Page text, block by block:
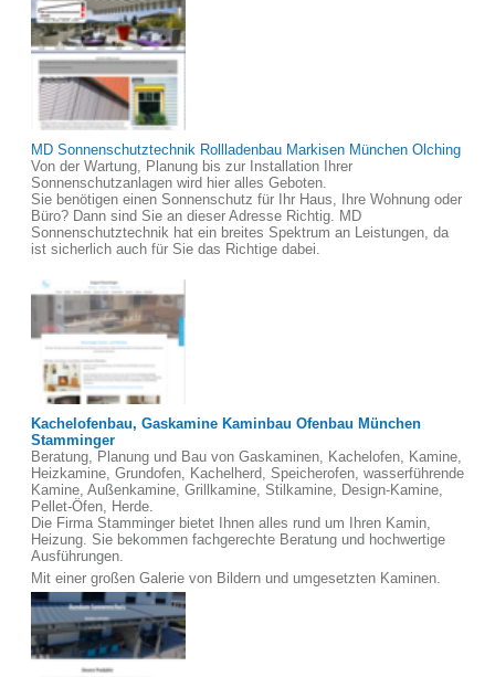
MD Sonnenschutztechnik Rollladenbau Markisen München Olching
Von der Wartung, Planung bis zur Installation Ihrer
Sonnenschutzanlagen wird hier alles Geboten.
Sie benötigen einen Sonnenschutz für Ihr Haus, Ihre Wohnung oder
Büro? Dann sind Sie an dieser Adresse Richtig. MD
Sonnenschutztechnik hat ein breites Spektrum an Leistungen, da
ist sicherlich auch für Sie das Richtige dabei.
Kachelofenbau, Gaskamine Kaminbau Ofenbau München
Stamminger
Beratung, Planung und Bau von Gaskaminen, Kachelofen, Kamine,
Heizkamine, Grundofen, Kachelherd, Speicherofen, wasserführende
Kamine, Außenkamine, Grillkamine, Stilkamine, Design-Kamine,
Pellet-Öfen, Herde.
Die Firma Stamminger bietet Ihnen alles rund um Ihren Kamin,
Heizung. Sie bekommen fachgerechte Beratung und hochwertige
Ausführungen.
Mit einer großen Galerie von Bildern und umgesetzten Kaminen.